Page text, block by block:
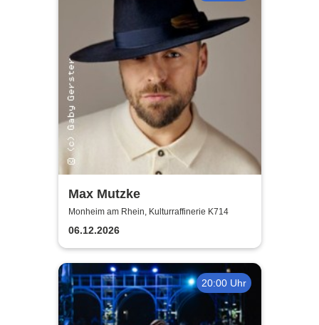
Max Mutzke
Monheim am Rhein, Kulturraffinerie K714
06.12.2026
20:00 Uhr